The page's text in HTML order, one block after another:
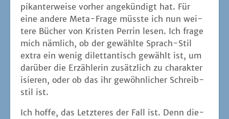
pikan­ter­wei­se vor­her ange­kün­digt hat. Für
eine ande­re Meta-Fra­ge müss­te ich nun wei­
te­re Bücher von Kris­ten Per­rin lesen. Ich fra­ge
mich näm­lich, ob der gewähl­te Sprach-Stil
extra ein wenig dilet­tan­tisch gewählt ist, um
dar­über die Erzäh­le­rin zusätz­lich zu cha­rak­te­r
i­sie­ren, oder ob das ihr gewöhn­li­cher Schreib­
stil ist.
Ich hof­fe, das Letz­te­res der Fall ist. Denn die­